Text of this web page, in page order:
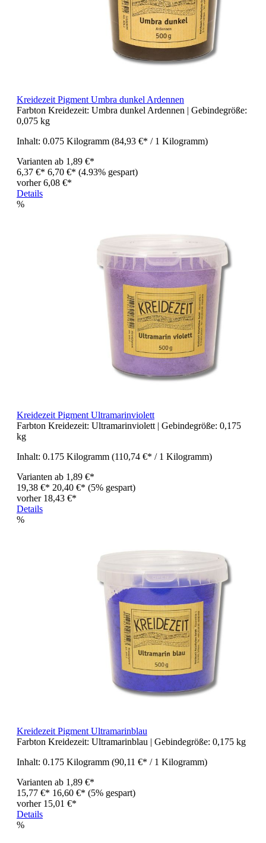
Kreidezeit Pigment Umbra dunkel Ardennen
Farbton Kreidezeit: Umbra dunkel Ardennen | Gebindegröße:
0,075 kg
Inhalt: 0.075 Kilogramm (84,93 €* / 1 Kilogramm)
Varianten ab 1,89 €*
6,37 €* 6,70 €* (4.93% gespart)
vorher 6,08 €*
Details
%
Kreidezeit Pigment Ultramarinviolett
Farbton Kreidezeit: Ultramarinviolett | Gebindegröße: 0,175
kg
Inhalt: 0.175 Kilogramm (110,74 €* / 1 Kilogramm)
Varianten ab 1,89 €*
19,38 €* 20,40 €* (5% gespart)
vorher 18,43 €*
Details
%
Kreidezeit Pigment Ultramarinblau
Farbton Kreidezeit: Ultramarinblau | Gebindegröße: 0,175 kg
Inhalt: 0.175 Kilogramm (90,11 €* / 1 Kilogramm)
Varianten ab 1,89 €*
15,77 €* 16,60 €* (5% gespart)
vorher 15,01 €*
Details
%